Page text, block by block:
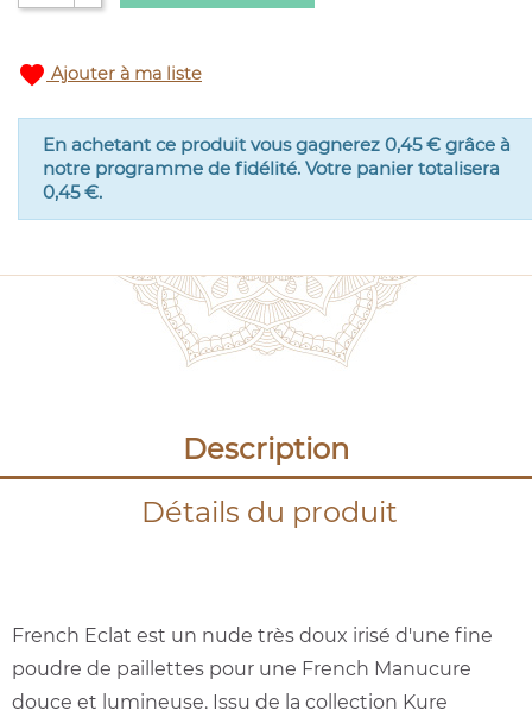
favorite Ajouter à ma liste
En achetant ce produit vous gagnerez 0,45 € grâce à
notre programme de fidélité. Votre panier totalisera
0,45 €.
Description
Détails du produit
French Eclat est un nude très doux irisé d'une fine
poudre de paillettes pour une French Manucure
douce et lumineuse. Issu de la collection Kure